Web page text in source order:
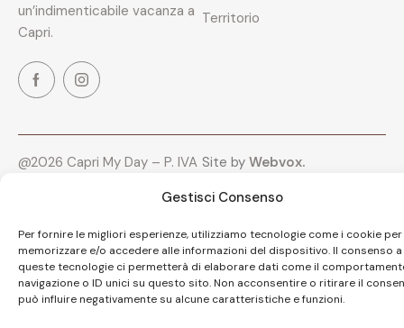
Gestisci Consenso
Per fornire le migliori esperienze, utilizziamo tecnologie come i cookie per
memorizzare e/o accedere alle informazioni del dispositivo. Il consenso a
queste tecnologie ci permetterà di elaborare dati come il
navigazione o ID unici su questo sito. Non acconsentire o ritirare il
può influire negativamente su alcune caratteristiche e funzioni.
un’indimenticabile vacanza a
Capri.
Territorio
@2026 Capri My Day – P. IVA Site by Webvox.